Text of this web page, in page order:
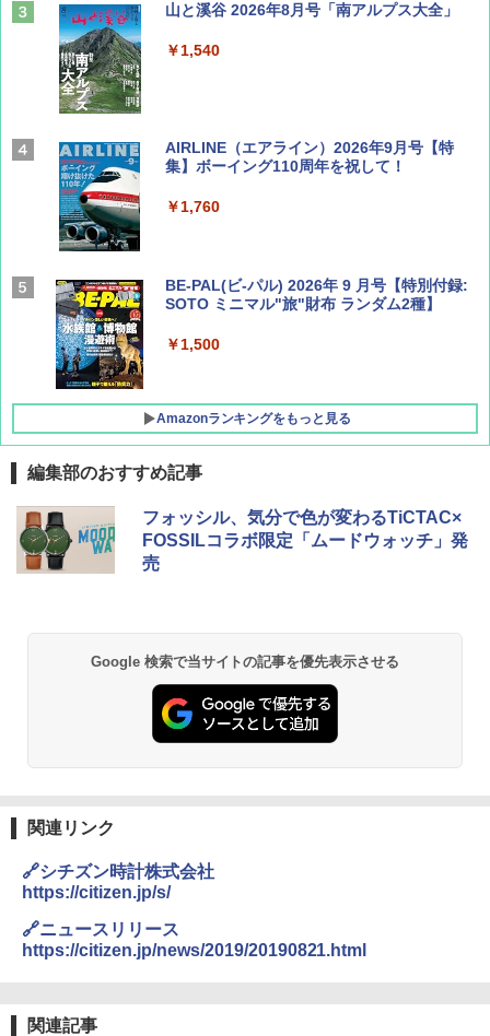
山と溪谷 2026年8月号「南アルプス大全」
￥1,540
AIRLINE（エアライン）2026年9月号【特
集】ボーイング110周年を祝して！
￥1,760
BE-PAL(ビ-パル) 2026年 9 月号【特別付録:
SOTO ミニマル"旅"財布 ランダム2種】
￥1,500
Amazonランキングをもっと見る
D40 地球の歩き方 チェンマイ タイ北部の魅
力的な町 2026～2027 地球の歩き方D アジア
球の歩き方A ヨーロッパ
￥2,479
￥2,277
地球の歩き方 スター・ウォーズ
[キャンパーズコレクション 山善] ポップアッ
プテント 傘みたいに広げて畳める パッとサ
ッとサンシェード キューブ フルクローズ メ
PYKES PEAK (パイクスピーク) 着替えテン
ト プライバシー テント 【中が透けない】 1
人用 折りたたみ 防災グッズ 災害用トイレ ビ
ーチ ピクニック ポップアップテント 携帯 簡
ENDLESS BASE 《めざましテレビで紹介》
テント ワンタッチ RENEW 幅200 2-3人用 43
500002(88859)
￥5,499
BUNDOK(バンドック)ソロ ドーム 1 EX BDK
-08EX カーキ ソロキャンプ ポリエステル フ
レーム テント
026リニューアル 急速冷凍 空間倍増 衛生的
コンパクト 保冷力長持ち
￥2,980
付き ヒグマ・イノシシ対策 自治体・教育機
関の購入実績 登山・キャンプ・アウトドア・
防災用品 長期保存可能 緊急時用 日本国内発
￥3,680
編集部のおすすめ記事
フォッシル、気分で色が変わるTiCTAC×
FOSSILコラボ限定「ムードウォッチ」発
売
Google 検索で当サイトの記事を優先表示させる
関連リンク
🔗シチズン時計株式会社
https://citizen.jp/s/
🔗ニュースリリース
https://citizen.jp/news/2019/20190821.html
関連記事